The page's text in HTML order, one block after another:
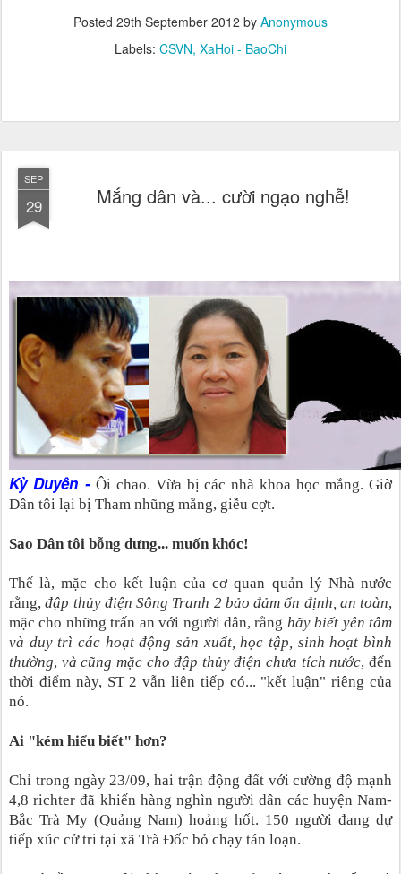
Posted 29th September 2012 by Anonymous
Labels: CSVN XaHoi - BaoChi
SEP
29 Mắng dân và... cười ngạo nghễ!
Kỳ Duyên -Ôi chao. Vừa bị các nhà khoa học mắng. Giờ
Dân tôi lại bị Tham nhũng mắng, giễu cợt.
Sao Dân tôi bỗng dưng... muốn khóc!
Thế là, mặc cho kết luận của cơ quan quản lý Nhà nước
rằng,đập thủy điện Sông Tranh 2 bảo đảm ổn định, an toàn,
mặc cho những trấn an với người dân, rằng hãy biết yên tâm
và duy trì các hoạt động sản xuất, học tập, sinh hoạt bình
thường, và cũng mặc cho đập thủy điện chưa tích nước, đến
thời điểm này, ST 2 vẫn liên tiếp có... "kết luận" riêng của
nó.
Ai "kém hiểu biết" hơn?
Chỉ trong ngày 23/09, hai trận động đất với cường độ mạnh
4,8 richter đã khiến hàng nghìn người dân các huyện Nam-
Bắc Trà My (Quảng Nam) hoảng hốt. 150 người đang dự
tiếp xúc cử tri tại xã Trà Đốc bỏ chạy tán loạn.